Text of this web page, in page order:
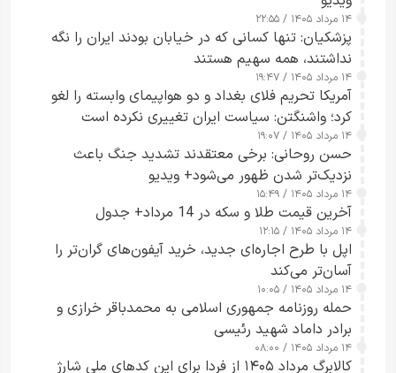
۱۴ مرداد ۱۴۰۵ / ۲۲:۵۵
پزشکیان: تنها کسانی که در خیابان بودند ایران را نگه
نداشتند، همه سهیم هستند
۱۴ مرداد ۱۴۰۵ / ۱۹:۴۷
آمریکا تحریم فلای بغداد و دو هواپیمای وابسته را لغو
کرد؛ واشنگتن: سیاست ایران تغییری نکرده است
۱۴ مرداد ۱۴۰۵ / ۱۹:۰۷
حسن روحانی: برخی معتقدند تشدید جنگ باعث
نزدیک‌تر شدن ظهور می‌شود+ ویدیو
۱۴ مرداد ۱۴۰۵ / ۱۵:۴۹
آخرین قیمت طلا و سکه در 14 مرداد+ جدول
۱۴ مرداد ۱۴۰۵ / ۱۲:۱۵
اپل با طرح اجاره‌ای جدید، خرید آیفون‌های گران‌تر را
آسان‌تر می‌کند
۱۴ مرداد ۱۴۰۵ / ۱۰:۰۵
حمله روزنامه جمهوری اسلامی به محمدباقر خرازی و
برادر داماد شهید رئیسی
۱۴ مرداد ۱۴۰۵ / ۰۸:۰۰
کالابرگ مرداد ۱۴۰۵ از فردا برای این کدهای ملی شارژ